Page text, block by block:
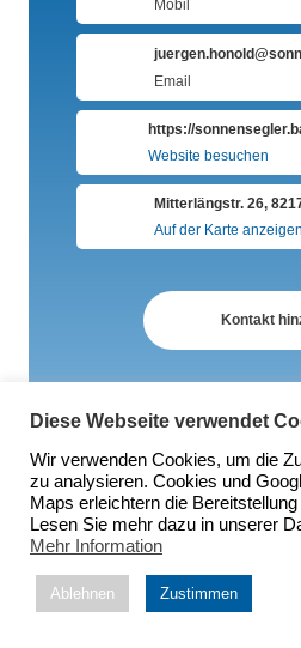
Mobil
Email
https://
Website besuchen
Mitterlängstr. 26,
Auf der Karte anzeigen
Kontakt
Diese Webseite verwendet
Wir verwenden Cookies, um die
zu analysieren. Cookies und
Maps erleichtern die
Lesen Sie mehr dazu in unserer
Mehr Information
Ablehnen Zustimmen